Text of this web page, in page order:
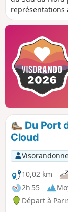
représentations
diversité
Du Port
Cloud
10,02 km
2h 55
Départ à